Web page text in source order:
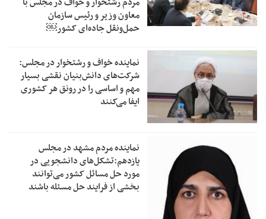
معاون وزیر و رئیس سازمان
حمل‌ونقل جاده‌ای کشور￼
نماینده خواف و رشتخوار در مجلس:
شرکت‌های دانش‌بنیان نقشی بسیار
مهم و اساسی را در رونق هر کشوری
ایفا می‌کنند
نماینده مردم مشهد در مجلس
یازدهم:تشکل‌های دانشجویی در
مورد حل مسائل کشور می‌توانند
بخشی از فرایند حل مسئله باشند